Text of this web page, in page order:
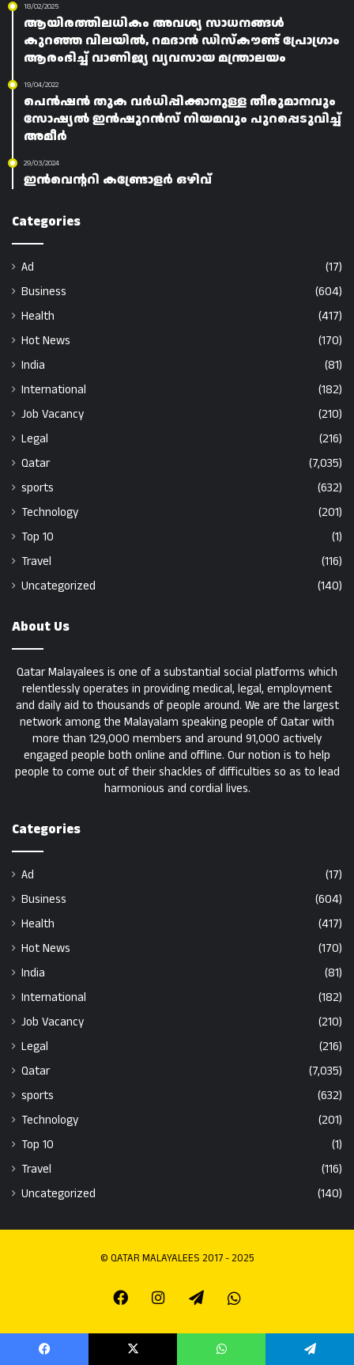
18/02/2025
ആയിരത്തിലധികം അവശ്യ സാധനങ്ങൾ
കുറഞ്ഞ വിലയിൽ, റമദാൻ ഡിസ്‌കൗണ്ട് പ്രോഗ്രാം
ആരംഭിച്ച് വാണിജ്യ വ്യവസായ മന്ത്രാലയം
19/04/2022
പെൻഷൻ തുക വർധിപ്പിക്കാനുള്ള തീരുമാനവും
സോഷ്യൽ ഇൻഷുറൻസ് നിയമവും പുറപ്പെടുവിച്ച്
അമീർ
29/03/2024
ഇൻവെന്ററി കണ്ട്രോളർ ഒഴിവ്
Categories
Ad
(17)
Business
(604)
Health
(417)
Hot News
(170)
India
(81)
International
(182)
Job Vacancy
(210)
Legal
(216)
Qatar
(7,035)
sports
(632)
Technology
(201)
Top 10
(1)
Travel
(116)
Uncategorized
(140)
About Us
Qatar Malayalees is one of a substantial social platforms which
relentlessly operates in providing medical, legal, employment
and daily aid to thousands of people around. We are the largest
network among the Malayalam speaking people of Qatar with
more than 129,000 members and around 91,000 actively
engaged people both online and offline. Our notion is to help
people to come out of their shackles of difficulties so as to lead
harmonious and cordial lives.
Categories
Ad
(17)
Business
(604)
Health
(417)
Hot News
(170)
India
(81)
International
(182)
Job Vacancy
(210)
Legal
(216)
Qatar
(7,035)
sports
(632)
Technology
(201)
Top 10
(1)
Travel
(116)
Uncategorized
(140)
© QATAR MALAYALEES 2017 - 2025
FacebookInstagramTelegramWhatsapp